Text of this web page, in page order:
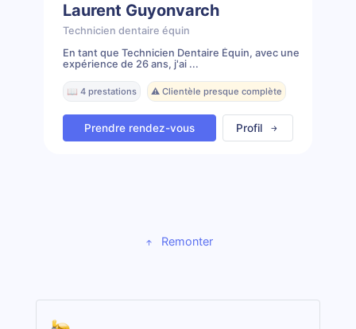
Laurent Guyonvarch
Technicien dentaire équin
En tant que Technicien Dentaire Équin, avec une
expérience de 26 ans, j'ai ...
📖 4 prestations ⚠️ Clientèle presque complète
Prendre rendez-vous Profil
Remonter